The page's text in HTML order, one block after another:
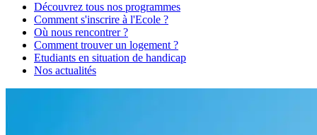
Découvrez tous nos programmes
Comment s'inscrire à l'Ecole ?
Où nous rencontrer ?
Comment trouver un logement ?
Etudiants en situation de handicap
Nos actualités